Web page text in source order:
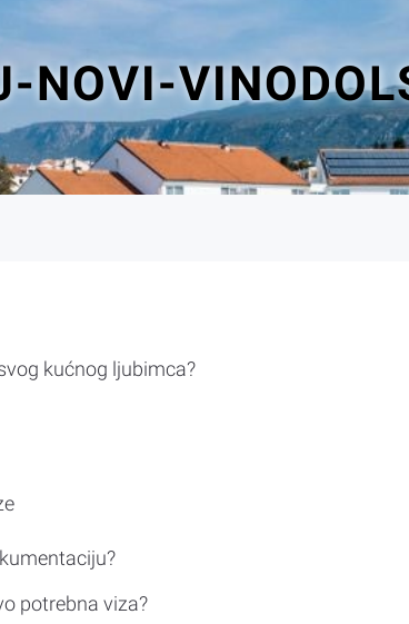
NOVI-
kućnog ljubimca?
potrebna viza?